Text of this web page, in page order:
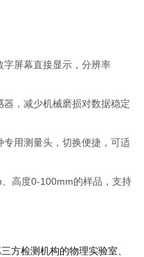
字屏幕直接显示，分辨率
器，减少机械磨损对数据稳定
专用测量头，切换便捷，可适
高度0-100mm的样品，支持
方检测机构的物理实验室、